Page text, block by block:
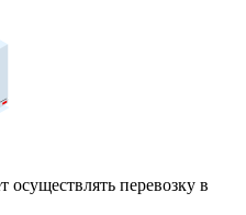
осуществлять перевозку в